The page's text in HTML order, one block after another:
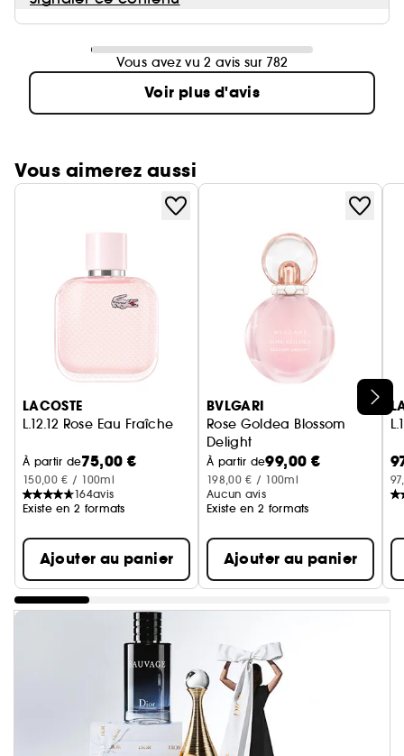
Vous avez vu 2 avis sur 782
Voir plus d'avis
Vous aimerez aussi
Ignorer le carrousel produits
LACOSTE
L.12.12 Rose Eau Fraîche
À partir de75,00 €
150,00 € / 100ml
164avis
Existe en 2 formats
Ajouter au panier
BVLGARI
Rose Goldea Blossom
Delight
Eau De Toilette
À partir de99,00 €
198,00 € / 100ml
Aucun avis
Existe en 2 formats
Ajouter au panier